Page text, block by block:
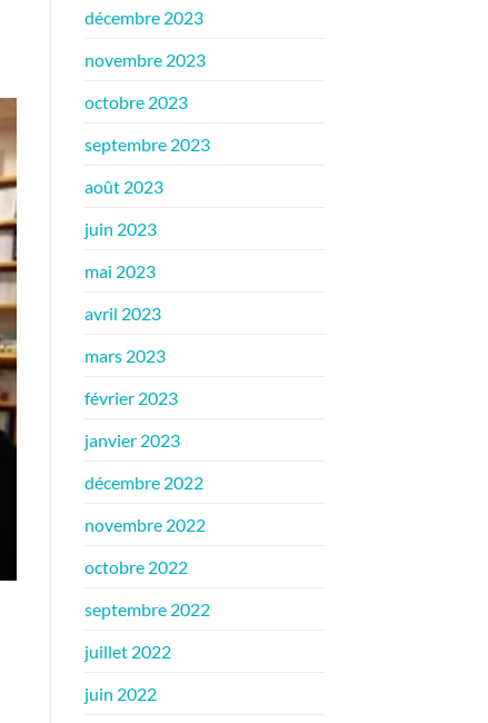
décembre 2023
novembre 2023
octobre 2023
septembre 2023
août 2023
juin 2023
mai 2023
avril 2023
mars 2023
février 2023
janvier 2023
décembre 2022
novembre 2022
octobre 2022
septembre 2022
juillet 2022
juin 2022